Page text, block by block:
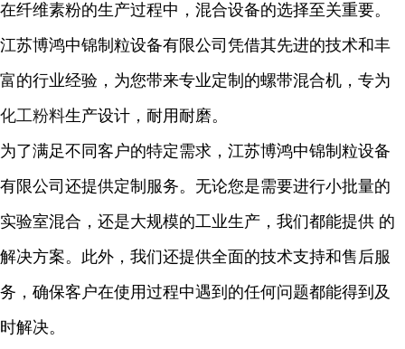
在纤维素粉的生产过程中，混合设备的选择至关重要。
江苏博鸿中锦制粒设备有限公司凭借其先进的技术和丰
富的行业经验，为您带来专业定制的螺带混合机，专为
化工粉料生产设计，耐用耐磨。
为了满足不同客户的特定需求，江苏博鸿中锦制粒设备
有限公司还提供定制服务。无论您是需要进行小批量的
实验室混合，还是大规模的工业生产，我们都能提供 的
解决方案。此外，我们还提供全面的技术支持和售后服
务，确保客户在使用过程中遇到的任何问题都能得到及
时解决。